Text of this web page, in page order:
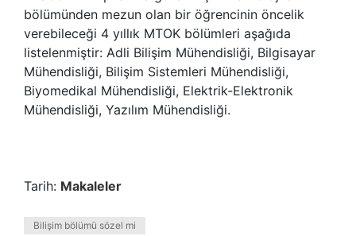
bölümünden mezun olan bir öğrencinin öncelik
verebileceği 4 yıllık MTOK bölümleri aşağıda
listelenmiştir: Adli Bilişim Mühendisliği, Bilgisayar
Mühendisliği, Bilişim Sistemleri Mühendisliği,
Biyomedikal Mühendisliği, Elektrik-Elektronik
Mühendisliği, Yazılım Mühendisliği.
Tarih: Makaleler
Bilişim bölümü sözel mi